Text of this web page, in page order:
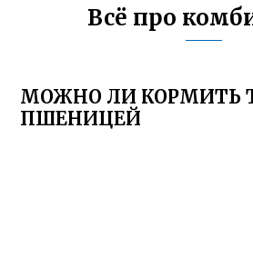
Всё про
МОЖНО ЛИ КОРМИТЬ
ПШЕНИЦЕЙ